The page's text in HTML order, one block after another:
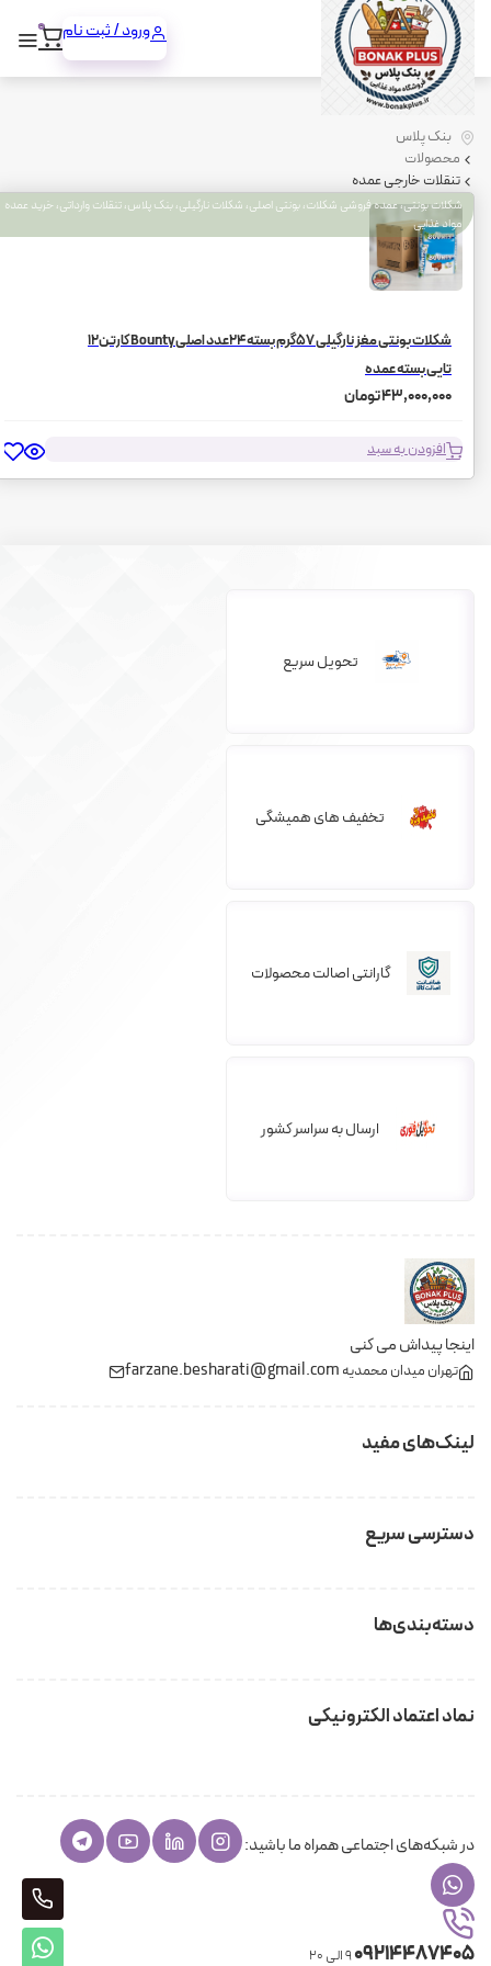
تنقلات خارجی عمده ورود / ثبت نام 0
بنک پلاس
محصولات
تنقلات خارجی عمده
شکلات بونتی، عمده فروشی شکلات، بونتی اصلی، شکلات نارگیلی، بنک پلاس، تنقلات وارداتی، خرید عمده
مواد غذایی
شکلات بونتی مغز نارگیلی ۵۷گرم بسته ۲۴عدد اصلی Bounty کارتن۱۲
تایی بسته عمده
43,000,000 تومان
افزودن به سبد
تحویل سریع
تخفیف های همیشگی
گارانتی اصالت محصولات
ارسال به سراسر کشور
اینجا پیداش می کنی
تهران میدان محمدیه farzane.besharati@gmail.com
لینک‌های مفید
دسترسی سریع
دسته‌بندی‌ها
نماد اعتماد الکترونیکی
در شبکه‌های اجتماعی همراه ما باشید:
092144874059 الی 20